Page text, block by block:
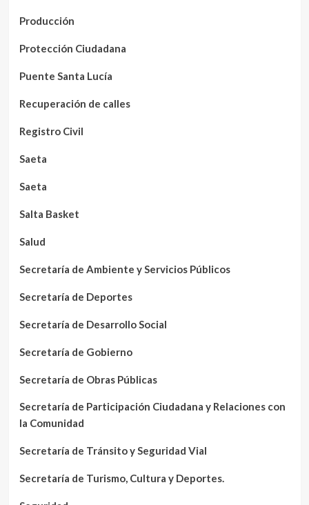
Producción
Protección Ciudadana
Puente Santa Lucía
Recuperación de calles
Registro Civil
Saeta
Saeta
Salta Basket
Salud
Secretaría de Ambiente y Servicios Públicos
Secretaría de Deportes
Secretaría de Desarrollo Social
Secretaría de Gobierno
Secretaría de Obras Públicas
Secretaría de Participación Ciudadana y Relaciones con
la Comunidad
Secretaría de Tránsito y Seguridad Vial
Secretaría de Turismo, Cultura y Deportes.